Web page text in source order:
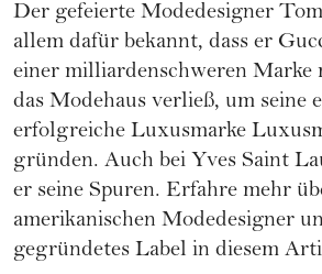
Der gefeierte Modedesigner
allem dafür bekannt, dass er
einer milliardenschweren Marke
das Modehaus verließ, um seine
erfolgreiche Luxusmarke
gründen. Auch bei Yves Saint
er seine Spuren. Erfahre mehr
amerikanischen Modedesigner
gegründetes Label in diesem